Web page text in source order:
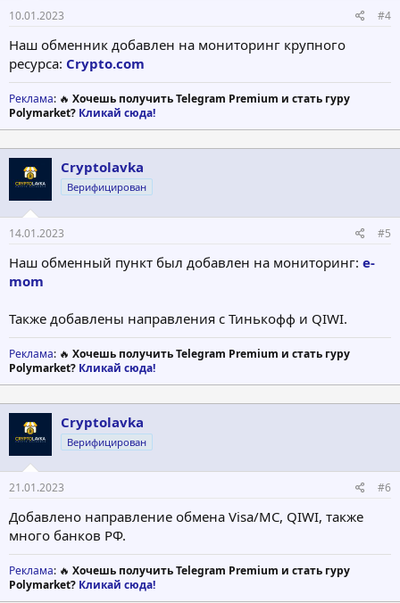
10.01.2023 #4
Наш обменник добавлен на мониторинг крупного
ресурса: Crypto.com
Реклама: 🔥 Хочешь получить Telegram Premium и стать гуру
Polymarket? Кликай сюда!
Cryptolavka
Верифицирован
14.01.2023 #5
Наш обменный пункт был добавлен на мониторинг: e-
mom
Также добавлены направления с Тинькофф и QIWI.
Реклама: 🔥 Хочешь получить Telegram Premium и стать гуру
Polymarket? Кликай сюда!
Cryptolavka
Верифицирован
21.01.2023 #6
Добавлено направление обмена Visa/MC, QIWI, также
много банков РФ.
Реклама: 🔥 Хочешь получить Telegram Premium и стать гуру
Polymarket? Кликай сюда!